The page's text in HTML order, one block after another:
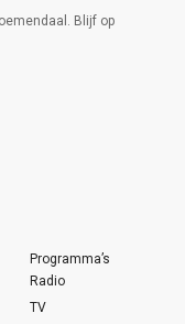
Blijf op
Programma’s
Radio
TV